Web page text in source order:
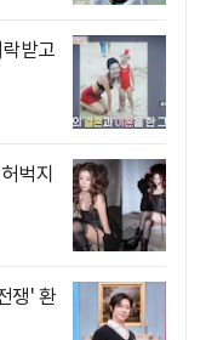
받고
벅지
쟁' 환